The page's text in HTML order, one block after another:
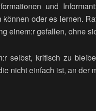
und
oder es lernen.
einem:r gefallen, ohne
selbst, kritisch zu
nicht einfach ist, an der